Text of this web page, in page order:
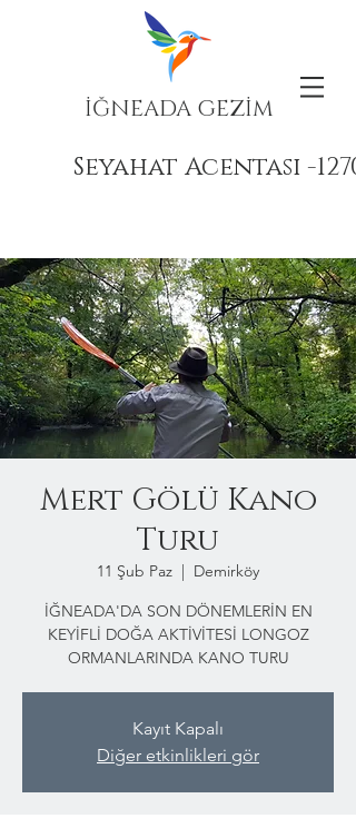
İĞNEADA GEZİM
Seyahat Acentası -
Mert Gölü Kano
Turu
11 Şub Paz
  |
Demirköy
İĞNEADA'DA SON DÖNEMLERİN EN
KEYİFLİ DOĞA AKTİVİTESİ LONGOZ
ORMANLARINDA KANO TURU
Kayıt Kapalı
Diğer etkinlikleri gör